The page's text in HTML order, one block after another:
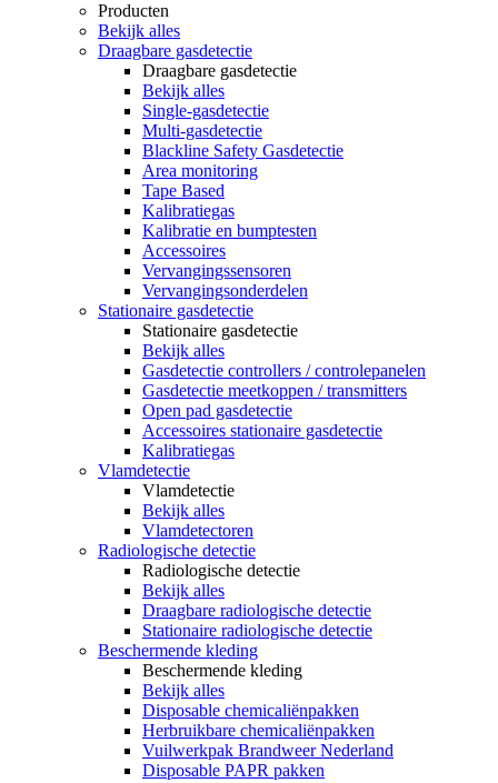
Producten
Bekijk alles
Draagbare gasdetectie
Draagbare gasdetectie
Bekijk alles
Single-gasdetectie
Multi-gasdetectie
Blackline Safety Gasdetectie
Area monitoring
Tape Based
Kalibratiegas
Kalibratie en bumptesten
Accessoires
Vervangingssensoren
Vervangingsonderdelen
Stationaire gasdetectie
Stationaire gasdetectie
Bekijk alles
Gasdetectie controllers / controlepanelen
Gasdetectie meetkoppen / transmitters
Open pad gasdetectie
Accessoires stationaire gasdetectie
Kalibratiegas
Vlamdetectie
Vlamdetectie
Bekijk alles
Vlamdetectoren
Radiologische detectie
Radiologische detectie
Bekijk alles
Draagbare radiologische detectie
Stationaire radiologische detectie
Beschermende kleding
Beschermende kleding
Bekijk alles
Disposable chemicaliënpakken
Herbruikbare chemicaliënpakken
Vuilwerkpak Brandweer Nederland
Disposable PAPR pakken